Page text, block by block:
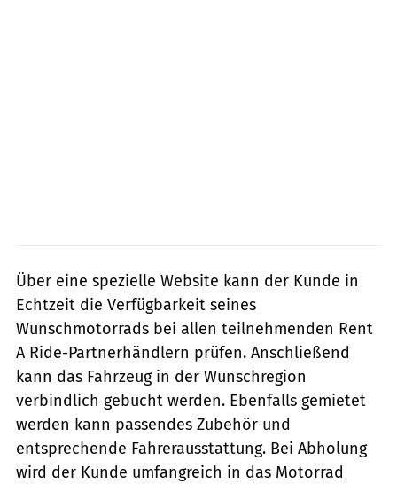
Über eine spezielle Website kann der Kunde in
Echtzeit die Verfügbarkeit seines
Wunschmotorrads bei allen teilnehmenden Rent
A Ride-Partnerhändlern prüfen. Anschließend
kann das Fahrzeug in der Wunschregion
verbindlich gebucht werden. Ebenfalls gemietet
werden kann passendes Zubehör und
entsprechende Fahrerausstattung. Bei Abholung
wird der Kunde umfangreich in das Motorrad